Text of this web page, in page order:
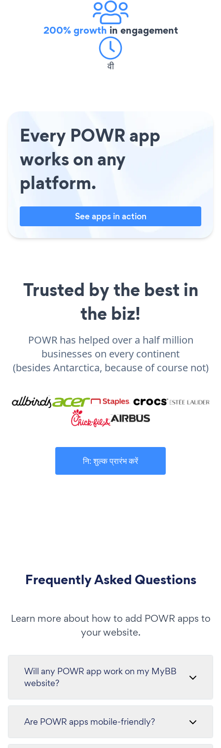
200% growth in engagement
वी
Every POWR app
works on any
platform.
See apps in action
Trusted by the best in
the biz!
POWR has helped over a half million
businesses on every continent
(besides Antarctica, because of course not)
नि: शुल्क प्रारंभ करें
Frequently Asked Questions
Learn more about how to add POWR apps to
your website.
Will any POWR app work on my MyBB
website?
Are POWR apps mobile-friendly?